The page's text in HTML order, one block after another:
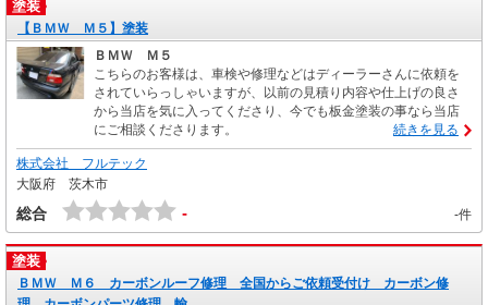
塗装
【ＢＭＷ Ｍ５】塗装
ＢＭＷ Ｍ５
こちらのお客様は、車検や修理などはディーラーさんに依頼を
されていらっしゃいますが、以前の見積り内容や仕上げの良さ
から当店を気に入ってくださり、今でも板金塗装の事なら当店
にご相談くださります。
続きを見る
株式会社 フルテック
大阪府 茨木市
総合 - -件
塗装
ＢＭＷ Ｍ６ カーボンルーフ修理 全国からご依頼受付け カーボン修